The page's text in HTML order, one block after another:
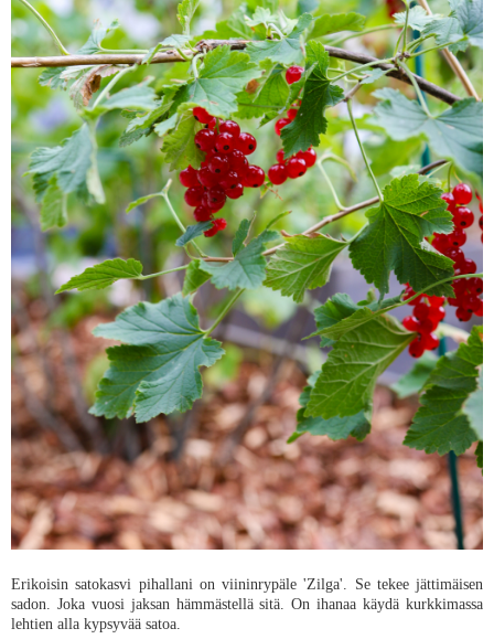
Erikoisin satokasvi pihallani on viininrypäle 'Zilga'. Se tekee jättimäisen
sadon. Joka vuosi jaksan hämmästellä sitä. On ihanaa käydä kurkkimassa
lehtien alla kypsyvää satoa.